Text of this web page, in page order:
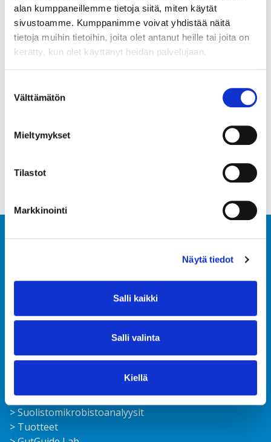
alan kumppaneillemme tietoja siitä, miten käytät
sivustoamme. Kumppanimme voivat yhdistää näitä
tietoja muihin tietoihin, joita olet antanut heille tai joita on
kerätty, kun olet käyttänyt heidän palvelujaan.
valinta
Välttämätön
Mieltymykset
Tilastot
Markkinointi
Näytä tiedot
Salli kaikki
Salli valinta
Kiellä
Kuidut ovat välttämättömiä suoliston toiminnalle ja
koko kehon terveydelle. Ne ovat koostumukseltaan
hiilihydraatteja, joita elimistö ei pysty pilkkomaan, vaan
ne kulkeutuvat paksusuoleen hyödyllisten
ruokavaliossa on liian vähän kuituja nämä hyvät
bakteerit näkevät nälkää. Kuitusuositus naisille on noin
Ota yhteyttä
Ajankohtaista
> Suolisto­mikrobisto­analyysit
> Tuotteet